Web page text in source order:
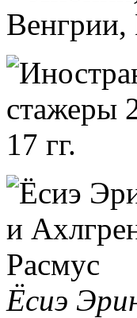
Ёсиэ